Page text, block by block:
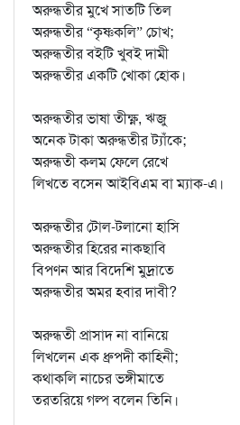
অরুন্ধতীর মুখে সাতটি তিল
অরুন্ধতীর “কৃষ্ণকলি” চোখ;
অরুন্ধতীর বইটি খুবই দামী
অরুন্ধতীর একটি খোকা হোক।
অরুন্ধতীর ভাষা তীক্ষ্ণ, ঋজু
অনেক টাকা অরুন্ধতীর ট্যাঁকে;
অরুন্ধতী কলম ফেলে রেখে
লিখতে বসেন আইবিএম বা ম্যাক-এ।
অরুন্ধতীর টোল-টলানো হাসি
অরুন্ধতীর হিরের নাকছাবি
বিপণন আর বিদেশি মুদ্রাতে
অরুন্ধতীর অমর হবার দাবী?
অরুন্ধতী প্রাসাদ না বানিয়ে
লিখলেন এক ধ্রুপদী কাহিনী;
কথাকলি নাচের ভঙ্গীমাতে
তরতরিয়ে গল্প বলেন তিনি।